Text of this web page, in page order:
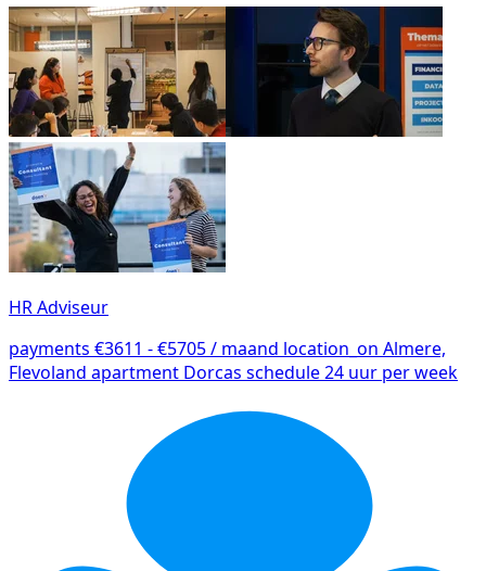
HR Adviseur
payments €3611 - €5705 / maand location_on Almere,
Flevoland apartment Dorcas schedule24 uur per week